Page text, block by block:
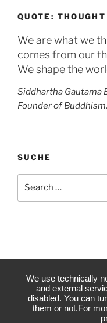
QUOTE: THOUGHT
We are what we
comes from our
We shape the
Siddhartha Gautama
Founder of
SUCHE
We use technically
and external
disabled. You can
them or not.For